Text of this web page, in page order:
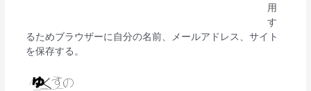
用
す
るためブラウザーに自分の名前、メールアドレス、サイト
を保存する。